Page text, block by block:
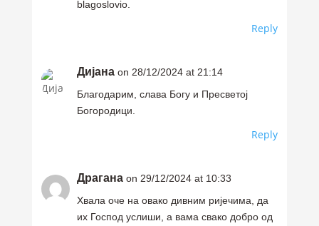
blagoslovio.
Reply
Дијана on 28/12/2024 at 21:14
Благодарим, слава Богу и Пресветој
Богородици.
Reply
Драгана on 29/12/2024 at 10:33
Хвала оче на овако дивним ријечима, да
их Господ услиши, а вама свако добро од